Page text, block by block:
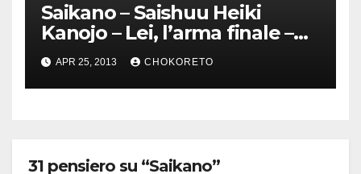
Saikano – Saishuu Heiki
Kanojo – Lei, l’arma finale –
Pack completo
APR 25, 2013 CHOKORETO
31 pensiero su “Saikano”